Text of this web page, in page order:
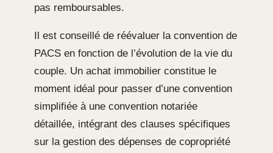
pas remboursables.
Il est conseillé de réévaluer la convention de
PACS en fonction de l’évolution de la vie du
couple. Un achat immobilier constitue le
moment idéal pour passer d’une convention
simplifiée à une convention notariée
détaillée, intégrant des clauses spécifiques
sur la gestion des dépenses de copropriété